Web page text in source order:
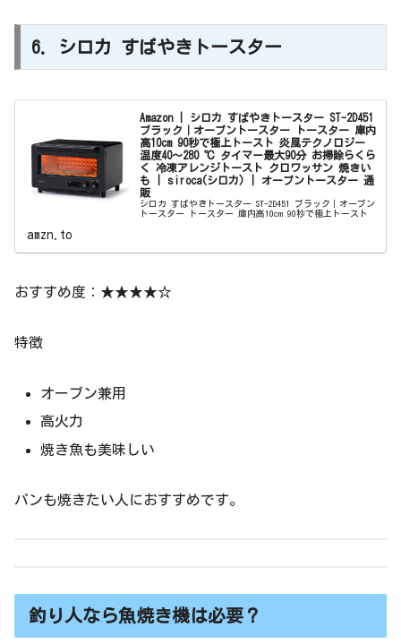
6. シロカ すばやきトースター
Amazon | シロカ すばやきトースター ST-2D451
ブラック｜オーブントースター トースター 庫内
高10cm 90秒で極上トースト 炎風テクノロジー
温度40～280 ℃ タイマー最大90分 お掃除らくら
く 冷凍アレンジトースト クロワッサン 焼きい
も | siroca(シロカ) | オーブントースター 通
販
シロカ すばやきトースター ST-2D451 ブラック｜オーブン
トースター トースター 庫内高10cm 90秒で極上トースト
amzn.to
おすすめ度：★★★★☆
特徴
オーブン兼用
高火力
焼き魚も美味しい
パンも焼きたい人におすすめです。
釣り人なら魚焼き機は必要？